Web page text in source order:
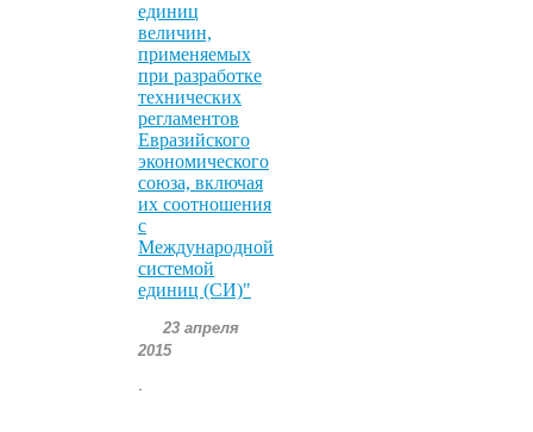
единиц
величин,
применяемых
при разработке
технических
регламентов
Евразийского
экономического
союза, включая
их соотношения
с
Международной
системой
единиц (СИ)"
23 апреля
2015